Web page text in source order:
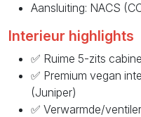
Aansluiting: NACS
Interieur highlights
✅ Ruime 5-zits
✅ Premium vegan
(Juniper)
✅ Verwarmde/